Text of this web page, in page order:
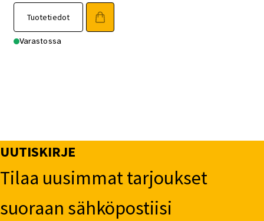
Tuotetiedot
Varastossa
UUTISKIRJE
Tilaa uusimmat tarjoukset
suoraan sähköpostiisi